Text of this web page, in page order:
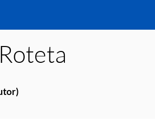
Roteta